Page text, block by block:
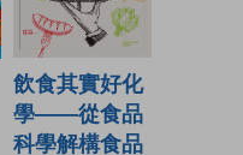
飲食其實好化
學——從食品
科學解構食品